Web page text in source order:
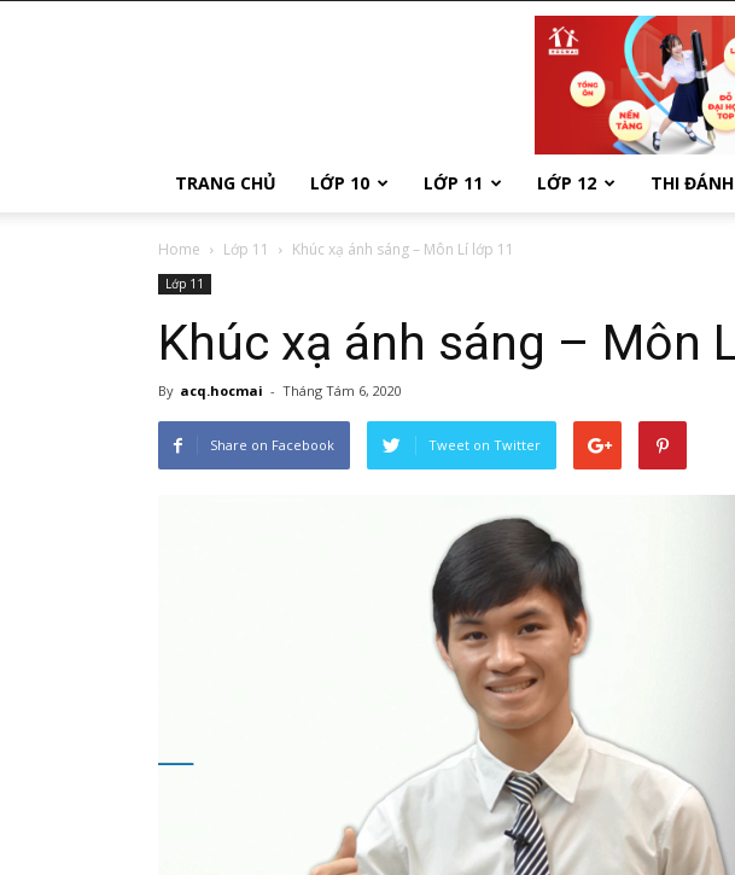
TRANG CHỦ LỚP 10 LỚP 11 LỚP 12 THI
Home Lớp 11 Khúc xạ ánh sáng – Môn Lí lớp 11
Lớp 11
Khúc xạ ánh sáng – Môn
By acq.hocmai - Tháng Tám 6, 2020
Share on Facebook Tweet on Twitter